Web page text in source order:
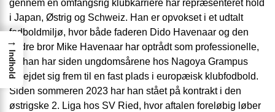
gennem en omfangsrig klubkarriere har repræsenteret hold
i Japan, Østrig og Schweiz. Han er opvokset i et udtalt
fodboldmiljø, hvor både faderen Dido Havenaar og den
ældre bror Mike Havenaar har optrådt som professionelle,
og han har siden ungdomsårene hos Nagoya Grampus
arbejdet sig frem til en fast plads i europæisk klubfodbold.
Siden sommeren 2023 har han stået på kontrakt i den
østrigske 2. Liga hos SV Ried, hvor aftalen foreløbig løber
→
Indhold